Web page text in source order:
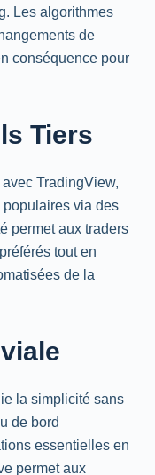
. Les algorithmes
de
conséquence pour
Tiers
avec TradingView,
populaires via des
permet aux traders
tout en
de la
la simplicité sans
de bord
essentielles en
permet aux